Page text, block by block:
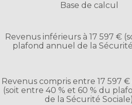
Base de calcul
Revenus inférieurs à 17 597 €
plafond annuel de la
Revenus compris entre 17 597
(soit entre 40 % et 60 % du
de la Sécurité Sociale)